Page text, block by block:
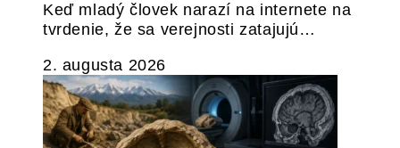
Keď mladý človek narazí na internete na
tvrdenie, že sa verejnosti zatajujú…
2. augusta 2026